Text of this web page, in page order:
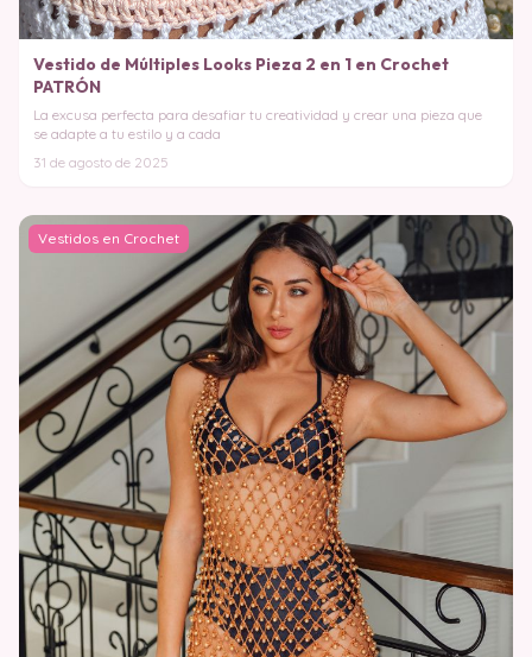
Vestido de Múltiples Looks Pieza 2 en 1 en Crochet
PATRÓN
La excusa perfecta para desafiar tu creatividad y crear una pieza que
se adapte a tu estilo y a cada
31 de agosto de 2025
Vestidos en Crochet